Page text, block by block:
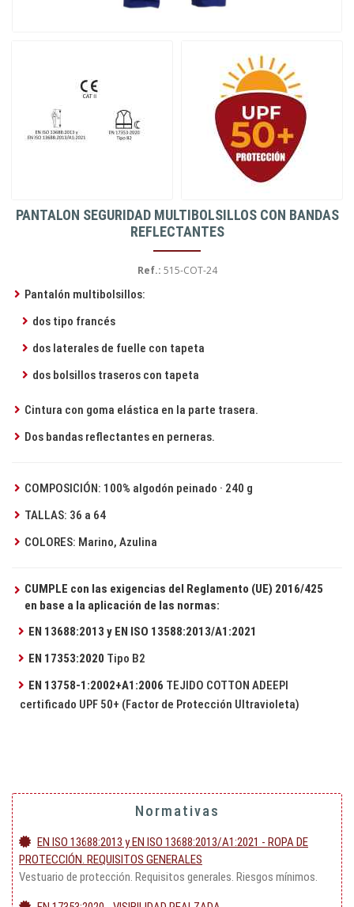
PANTALON SEGURIDAD MULTIBOLSILLOS CON BANDAS
REFLECTANTES
Ref.: 515-COT-24
Pantalón multibolsillos:
dos tipo francés
dos laterales de fuelle con tapeta
dos bolsillos traseros con tapeta
Cintura con goma elástica en la parte trasera.
Dos bandas reflectantes en perneras.
COMPOSICIÓN: 100% algodón peinado · 240 g
TALLAS: 36 a 64
COLORES: Marino, Azulina
CUMPLE con las exigencias del Reglamento (UE) 2016/425
en base a la aplicación de las normas:
EN 13688:2013 y EN ISO 13588:2013/A1:2021
EN 17353:2020 Tipo B2
EN 13758-1:2002+A1:2006 TEJIDO COTTON ADEEPI
certificado UPF 50+ (Factor de Protección Ultravioleta)
Normativas
EN ISO 13688:2013 y EN ISO 13688:2013/A1:2021 - ROPA DE
PROTECCIÓN. REQUISITOS GENERALES
Vestuario de protección. Requisitos generales. Riesgos mínimos.